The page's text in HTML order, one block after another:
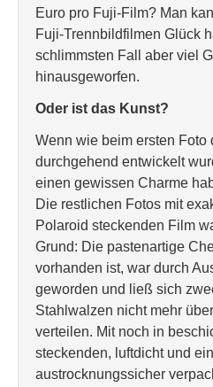
Euro pro Fuji-Film? Man
Fuji-Trennbildfilmen Glück
schlimmsten Fall aber viel
hinausgeworfen.
Oder ist das Kunst?
Wenn wie beim ersten Foto
durchgehend entwickelt
einen gewissen Charme
Die restlichen Fotos mit
Polaroid steckenden Film
Grund: Die pastenartige
vorhanden ist, war durch
geworden und ließ sich
Stahlwalzen nicht mehr
verteilen. Mit noch in
steckenden, luftdicht und
austrocknungssicher